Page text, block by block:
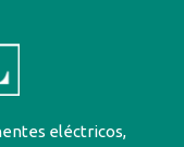
eléctricos,